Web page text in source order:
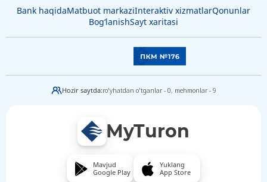
Bank haqidaMatbuot markaziInteraktiv xizmatlarQonunlar
Bog‘lanishSayt xaritasi
Hozir saytda:ro'yhatdan o'tganlar - 0, mehmonlar - 9
MyTuron
Mavjud
Google Play
Yuklang
App Store